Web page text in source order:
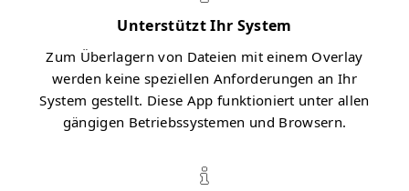
Unterstützt Ihr System
Zum Überlagern von Dateien mit einem Overlay
werden keine speziellen Anforderungen an Ihr
System gestellt. Diese App funktioniert unter allen
gängigen Betriebssystemen und Browsern.